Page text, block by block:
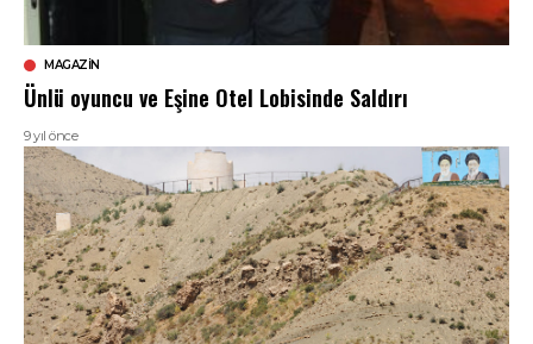
MAGAZIN
Ünlü oyuncu ve Eşine Otel Lobisinde Saldırı
9 yıl önce